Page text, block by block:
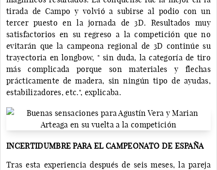
tirada de Campo y volvió a subirse al podio con un
tercer puesto en la jornada de 3D. Resultados muy
satisfactorios en su regreso a la competición que no
evitarán que la campeona regional de 3D continúe su
trayectoria en longbow, " sin duda, la categoría de tiro
más complicada porque son materiales y flechas
prácticamente de madera, sin ningún tipo de ayudas,
estabilizadores, etc.", explicaba.
INCERTIDUMBRE PARA EL CAMPEONATO DE ESPAÑA
Tras esta experiencia después de seis meses, la pareja